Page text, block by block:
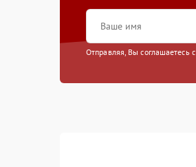
Отправляя, Вы соглашаетесь с